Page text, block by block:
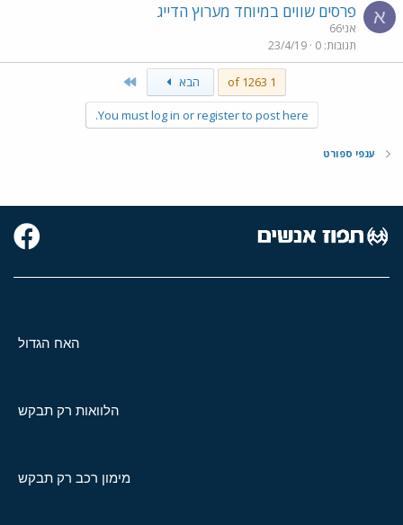
א פרסים שווים במיוחד מערוץ הדייג
אני66
תגובות 0
23/4/19
1 of 1263 הבא
You must log in or register to post here.
ענפי ספורט
האח הגדול
הלוואות רק תבקש
מימון רכב רק תבקש